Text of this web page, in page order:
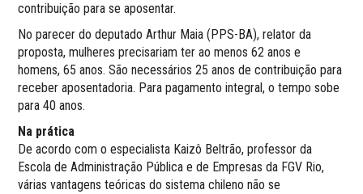
contribuição para se aposentar.
No parecer do deputado Arthur Maia (PPS-BA), relator da
proposta, mulheres precisariam ter ao menos 62 anos e
homens, 65 anos. São necessários 25 anos de contribuição para
receber aposentadoria. Para pagamento integral, o tempo sobe
para 40 anos.
Na prática
De acordo com o especialista Kaizô Beltrão, professor da
Escola de Administração Pública e de Empresas da FGV Rio,
várias vantagens teóricas do sistema chileno não se